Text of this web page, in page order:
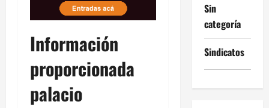
Información
proporcionada
palacio
Sin
categoría
Sindicatos